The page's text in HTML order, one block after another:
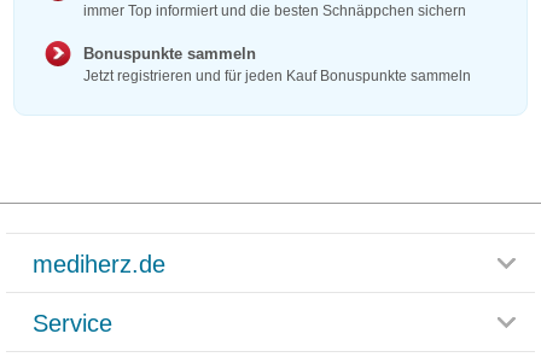
immer Top informiert und die besten Schnäppchen sichern
Bonuspunkte sammeln
Jetzt registrieren und für jeden Kauf Bonuspunkte sammeln
mediherz.de
Glossar
Service